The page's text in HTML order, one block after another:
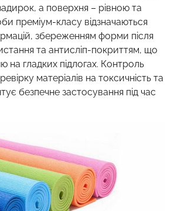
а поверхня – рівною та
преміум-класу відзначаються
збереженням форми після
та антисліп-покриттям, що
на гладких підлогах. Контроль
матеріалів на токсичність та
безпечне застосування під час